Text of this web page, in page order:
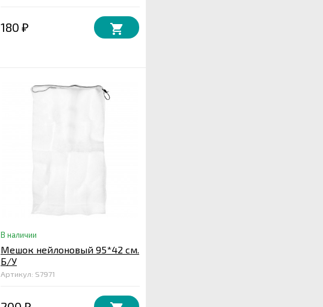
180 ₽
В наличии
Мешок нейлоновый 95*42 см.
Б/У
Артикул: S7971